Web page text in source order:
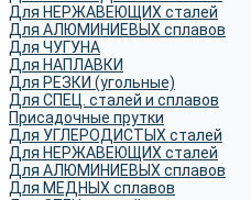
Для НЕРЖАВЕЮЩИХ сталей
Для АЛЮМИНИЕВЫХ сплавов
Для ЧУГУНА
Для НАПЛАВКИ
Для РЕЗКИ (угольные)
Для СПЕЦ. сталей и сплавов
Присадочные прутки
Для УГЛЕРОДИСТЫХ сталей
Для НЕРЖАВЕЮЩИХ сталей
Для АЛЮМИНИЕВЫХ сплавов
Для МЕДНЫХ сплавов